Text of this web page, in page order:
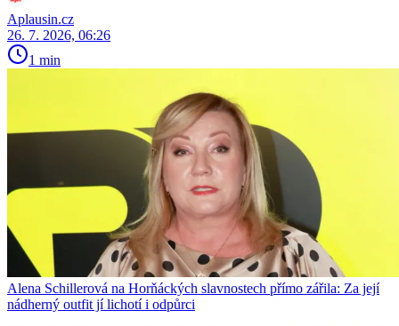
Aplausin.cz
26. 7. 2026, 06:26
1 min
Alena Schillerová na Horňáckých slavnostech přímo zářila: Za její
nádherný outfit jí lichotí i odpůrci